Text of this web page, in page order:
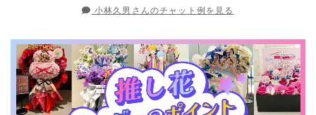
小林久男さんのチャット例を見る